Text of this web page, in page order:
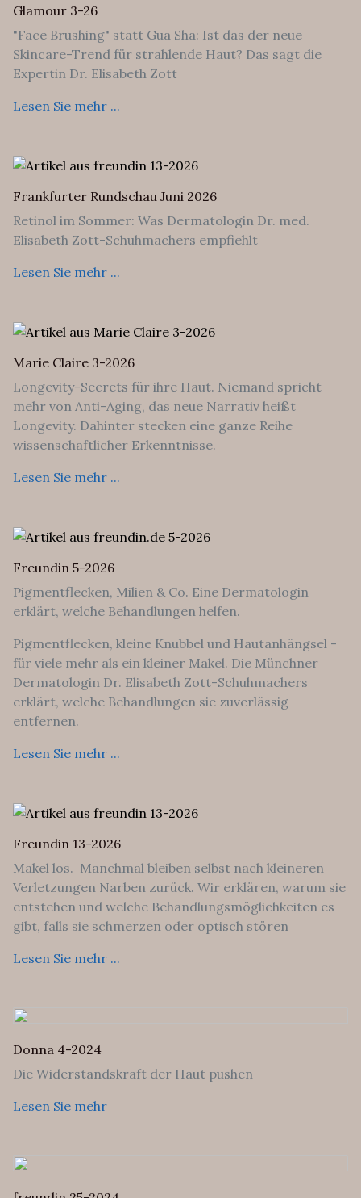
Glamour 3-26
"Face Brushing" statt Gua Sha: Ist das der neue
Skincare-Trend für strahlende Haut? Das sagt die
Expertin Dr. Elisabeth Zott
Lesen Sie mehr ...
Frankfurter Rundschau Juni 2026
Retinol im Sommer: Was Dermatologin Dr. med.
Elisabeth Zott-Schuhmachers empfiehlt
Lesen Sie mehr ...
Marie Claire 3-2026
Longevity-Secrets für ihre Haut. Niemand spricht
mehr von Anti-Aging, das neue Narrativ heißt
Longevity. Dahinter stecken eine ganze Reihe
wissenschaftlicher Erkenntnisse.
Lesen Sie mehr ...
Freundin 5-2026
Pigmentflecken, Milien & Co. Eine Dermatologin
erklärt, welche Behandlungen helfen.
Pigmentflecken, kleine Knubbel und Hautanhängsel -
für viele mehr als ein kleiner Makel. Die Münchner
Dermatologin Dr. Elisabeth Zott-Schuhmachers
erklärt, welche Behandlungen sie zuverlässig
entfernen.
Lesen Sie mehr ...
Freundin 13-2026
Makel los. Manchmal bleiben selbst nach kleineren
Verletzungen Narben zurück. Wir erklären, warum sie
entstehen und welche Behandlungsmöglichkeiten es
gibt, falls sie schmerzen oder optisch stören
Lesen Sie mehr ...
Donna 4-2024
Die Widerstandskraft der Haut pushen
Lesen Sie mehr